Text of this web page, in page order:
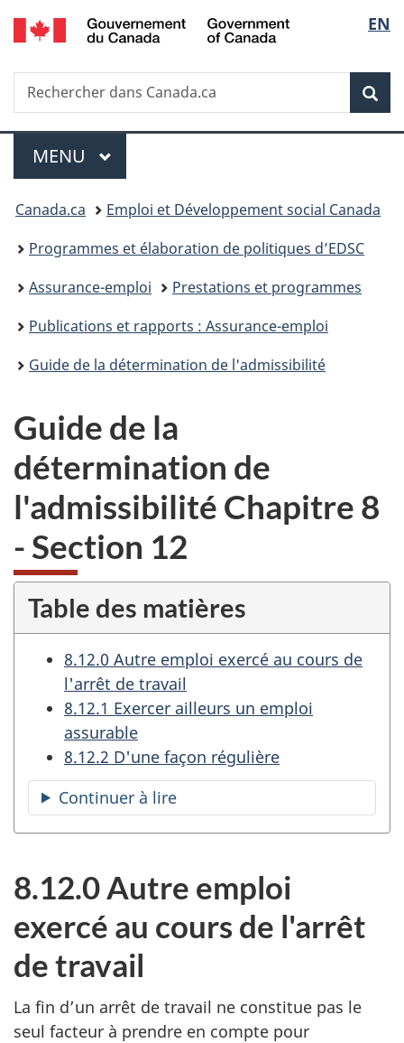
Passer
au
principal
Passer
à
Au
du
Passer
à
version
simplifiée
de
la
EN
Recherche
Rechercher
dans
Menu
MENU PRINCIPAL
Vous
êtes
ici :
Canada.ca
Emploi et Développement social Canada
Programmes et élaboration de politiques d’EDSC
Assurance-emploi
Prestations et programmes
Publications et rapports : Assurance-emploi
Guide de la détermination de l'admissibilité
Guide de la
détermination de
l'admissibilité Chapitre 8
- Section 12
Table des matières
8.12.0 Autre emploi exercé au cours de
l'arrêt de travail
8.12.1 Exercer ailleurs un emploi
assurable
8.12.2 D'une façon régulière
Continuer à lire
la
table
8.12.0 Autre emploi
exercé au cours de l'arrêt
de travail
La fin d’un arrêt de travail ne constitue pas le
seul facteur à prendre en compte pour